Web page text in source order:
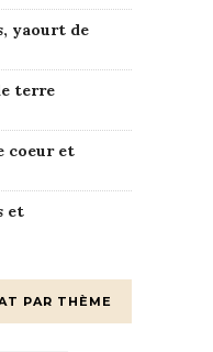
yaourt de
terre
coeur et
et
PAR THÈME